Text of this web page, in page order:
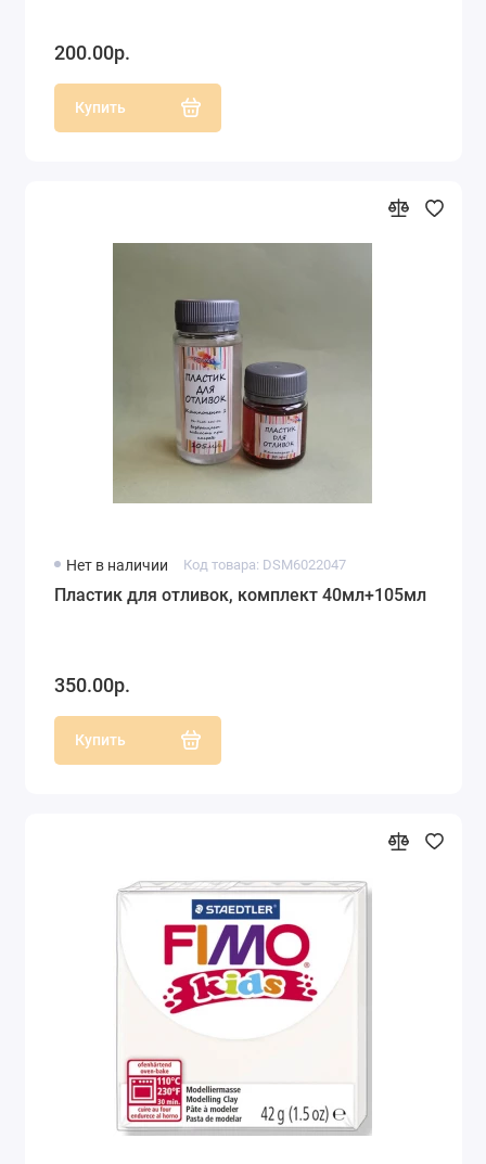
200.00р.
Купить
Нет в наличии Код товара: DSM6022047
Пластик для отливок, комплект 40мл+105мл
350.00р.
Купить